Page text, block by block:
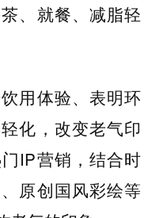
、就餐、减脂轻
用体验、表明环
化，改变老气印
IP营销，结合时
原创国风彩绘等